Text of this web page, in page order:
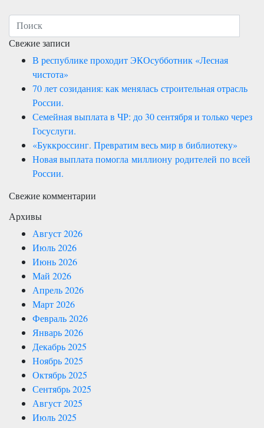
Свежие записи
В республике проходит ЭКОсубботник «Лесная
чистота»
70 лет созидания: как менялась строительная отрасль
России.
Семейная выплата в ЧР: до 30 сентября и только через
Госуслуги.
«Буккроссинг. Превратим весь мир в библиотеку»
Новая выплата помогла миллиону родителей по всей
России.
Свежие комментарии
Архивы
Август 2026
Июль 2026
Июнь 2026
Май 2026
Апрель 2026
Март 2026
Февраль 2026
Январь 2026
Декабрь 2025
Ноябрь 2025
Октябрь 2025
Сентябрь 2025
Август 2025
Июль 2025